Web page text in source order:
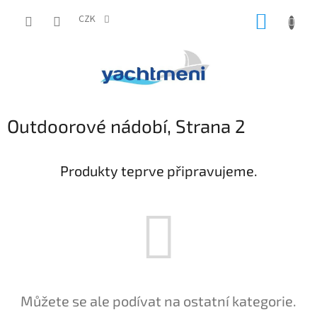
CZK
Outdoorové nádobí, Strana 2
Produkty teprve připravujeme.
Můžete se ale podívat na ostatní kategorie.